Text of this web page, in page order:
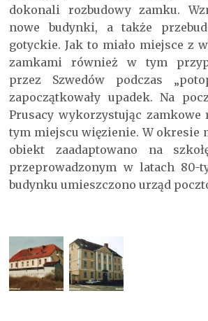
dokonali rozbudowy zamku.
nowe budynki, a także
gotyckie. Jak to miało miejsce z
zamkami również w tym
przez Szwedów podczas
zapoczątkowały upadek. Na
Prusacy wykorzystując
tym miejscu więzienie. W okresie
obiekt zaadaptowano na
przeprowadzonym w latach 80-
budynku umieszczono urząd